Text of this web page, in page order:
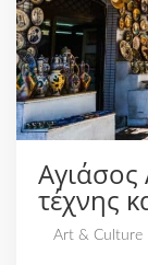
τέχνης
Art & Culture